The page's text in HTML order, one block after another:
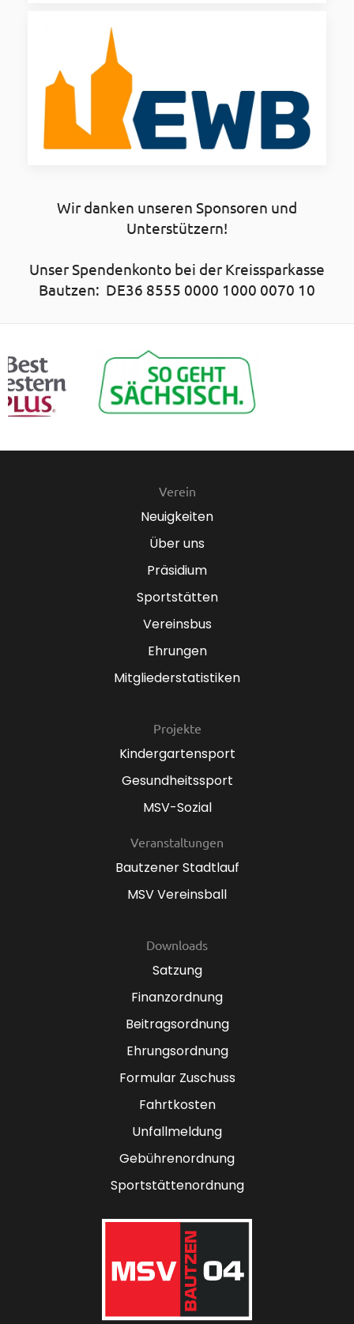
Wir danken unseren Sponsoren und
Unterstützern!
Unser Spendenkonto bei der Kreissparkasse
Bautzen: DE36 8555 0000 1000 0070 10
Verein
Neuigkeiten
Über uns
Präsidium
Sportstätten
Vereinsbus
Ehrungen
Mitgliederstatistiken
Projekte
Kindergartensport
Gesundheitssport
MSV-Sozial
Veranstaltungen
Bautzener Stadtlauf
MSV Vereinsball
Downloads
Satzung
Finanzordnung
Beitragsordnung
Ehrungsordnung
Formular Zuschuss
Fahrtkosten
Unfallmeldung
Gebührenordnung
Sportstättenordnung